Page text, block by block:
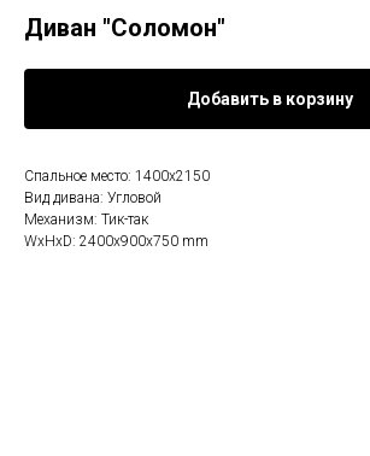
Диван "Соломон"
Добавить в корзину
Спальное место: 1400х2150
Вид дивана: Угловой
Механизм: Тик-так
WxHxD: 2400x900x750 mm